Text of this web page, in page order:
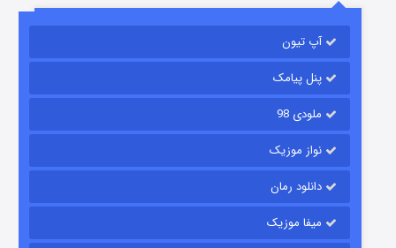
آپ تیون
پنل پیامک
ملودی 98
نواز موزیک
دانلود رمان
میفا موزیک